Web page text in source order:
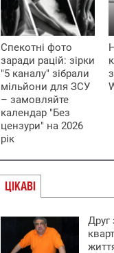
Спекотні фото
заради рацій: зірки
"5 каналу" зібрали
мільйони для ЗСУ
– замовляйте
календар "Без
цензури" на 2026
рік
ЦІКАВІ
Друг